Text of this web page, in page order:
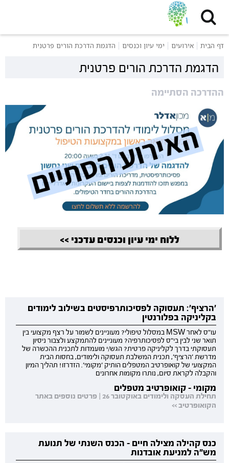
דף הבית אירועים ימי עיון וכנסים הדגמת הדרכת הורים פרטנית
הדגמת הדרכת הורים פרטנית
ההדרכה הסתיימה
ללוח ימי עיון וכנסים עדכני >>
'הרציף': תעסוקה לפסיכותרפיסטים בשילוב לימודים
בקליניקה בפלורנטין
עו"ס לאחר MSW במסלול טיפולי? מעוניינים לשמור על רצף מקצועי בין
תואר שני לבין בי"ס לפסיכותרפיה? מעוניינים להתמקצע ולצבור ניסיון
תעסוקתי בדרך לקליניקה פרטית? הגש/י מועמדות לתכנית ההכשרה של
מדרשת 'הרציף', תכנית המשלבת תעסוקה ולימודים, בחסות הבית
המקצועי של קואופרטיב המטפלים הותיק 'מקומי'. הזדרזו! תהליך המיון
והקבלה לקראת סיום, נותרו מקומות אחרונים
מקומי - קואופרטיב מטפלים
תחילת העסקה ולימודים באוקטובר 26 | פרטים נוספים באתר
הקואופרטיב >>
כנס קהילה מצילה חיים - הכנס השנתי של תנועת
מש"ה למניעת אובדנות